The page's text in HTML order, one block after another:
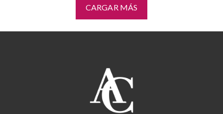
CARGAR MÁS